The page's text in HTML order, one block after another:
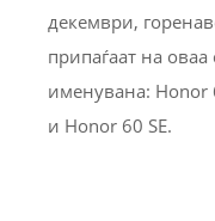
декември,
припаѓаат на оваа
именувана: Honor
и Honor 60 SE.